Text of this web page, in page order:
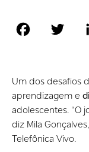
Facebook
Um dos desafios
aprendizagem e
adolescentes. “O
diz Mila
Telefônica Vivo.